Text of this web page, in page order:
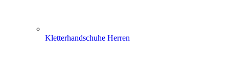
Kletterhandschuhe Herren